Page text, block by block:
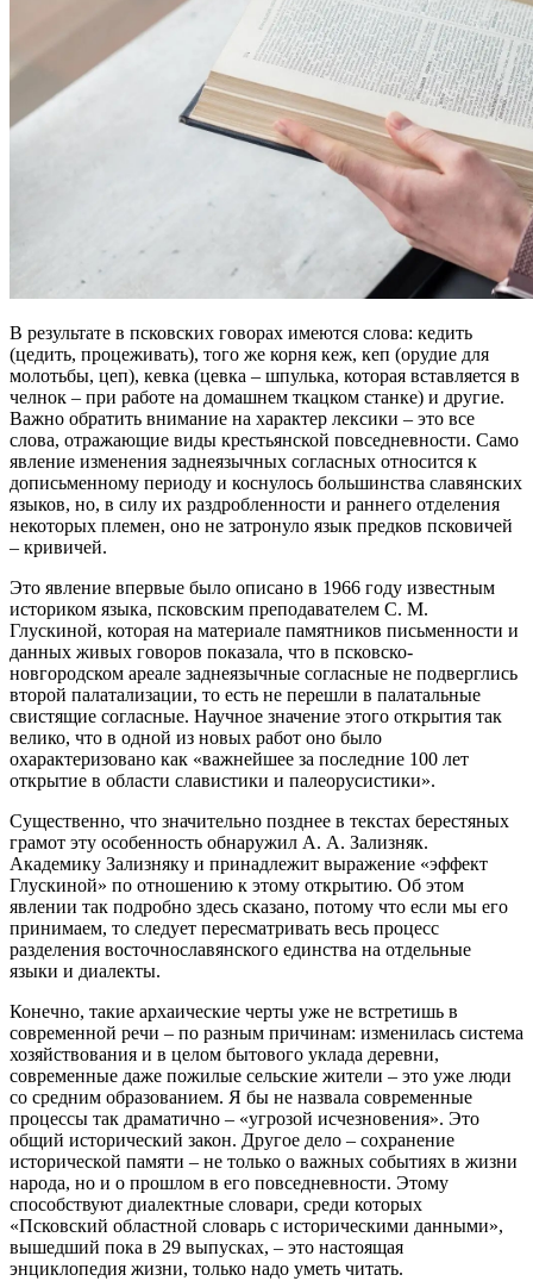
В результате в псковских говорах имеются слова: кедить
(цедить, процеживать), того же корня кеж, кеп (орудие для
молотьбы, цеп), кевка (цевка – шпулька, которая вставляется в
челнок – при работе на домашнем ткацком станке) и другие.
Важно обратить внимание на характер лексики – это все
слова, отражающие виды крестьянской повседневности. Само
явление изменения заднеязычных согласных относится к
дописьменному периоду и коснулось большинства славянских
языков, но, в силу их раздробленности и раннего отделения
некоторых племен, оно не затронуло язык предков псковичей
– кривичей.
Это явление впервые было описано в 1966 году известным
историком языка, псковским преподавателем С. М.
Глускиной, которая на материале памятников письменности и
данных живых говоров показала, что в псковско-
новгородском ареале заднеязычные согласные не подверглись
второй палатализации, то есть не перешли в палатальные
свистящие согласные. Научное значение этого открытия так
велико, что в одной из новых работ оно было
охарактеризовано как «важнейшее за последние 100 лет
открытие в области славистики и палеорусистики».
Существенно, что значительно позднее в текстах берестяных
грамот эту особенность обнаружил А. А. Зализняк.
Академику Зализняку и принадлежит выражение «эффект
Глускиной» по отношению к этому открытию. Об этом
явлении так подробно здесь сказано, потому что если мы его
принимаем, то следует пересматривать весь процесс
разделения восточнославянского единства на отдельные
языки и диалекты.
Конечно, такие архаические черты уже не встретишь в
современной речи – по разным причинам: изменилась система
хозяйствования и в целом бытового уклада деревни,
современные даже пожилые сельские жители – это уже люди
со средним образованием. Я бы не назвала современные
процессы так драматично – «угрозой исчезновения». Это
общий исторический закон. Другое дело – сохранение
исторической памяти – не только о важных событиях в жизни
народа, но и о прошлом в его повседневности. Этому
способствуют диалектные словари, среди которых
«Псковский областной словарь с историческими данными»,
вышедший пока в 29 выпусках, – это настоящая
энциклопедия жизни, только надо уметь читать.